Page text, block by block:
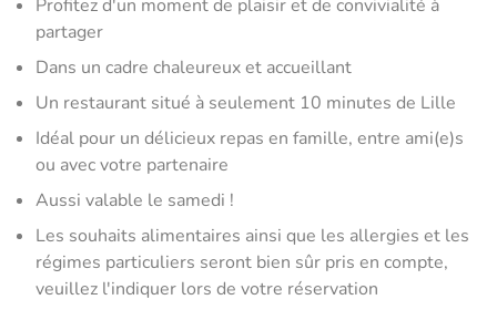
Profitez d'un moment de plaisir et de convivialité à
partager
Dans un cadre chaleureux et accueillant
Un restaurant situé à seulement 10 minutes de Lille
Idéal pour un délicieux repas en famille, entre ami(e)s
ou avec votre partenaire
Aussi valable le samedi !
Les souhaits alimentaires ainsi que les allergies et les
régimes particuliers seront bien sûr pris en compte,
veuillez l'indiquer lors de votre réservation